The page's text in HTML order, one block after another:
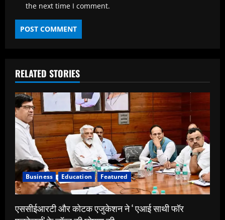
the next time I comment.
RELATED STORIES
Business Education Featured
एससीईआरटी और कोटक एजुकेशन ने ‘ एआई साथी फॉर